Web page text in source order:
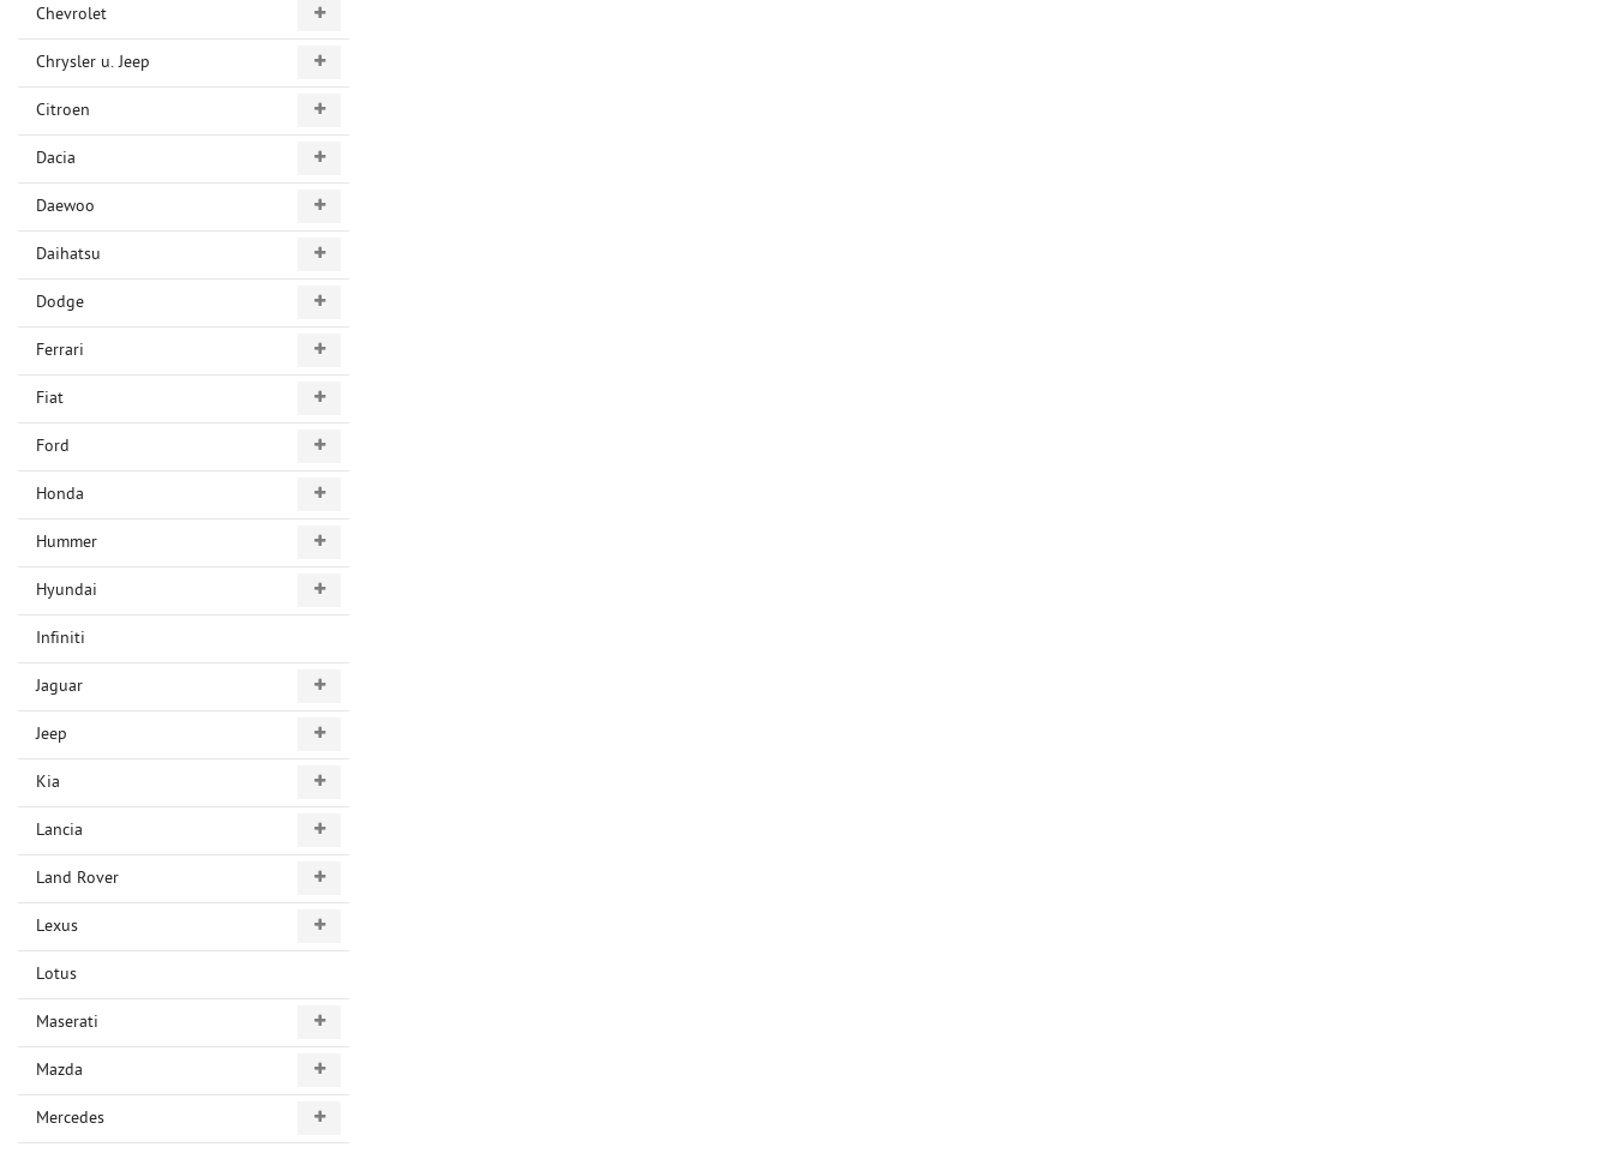
Chevrolet
Chrysler u. Jeep
Citroen
Dacia
Daewoo
Daihatsu
Dodge
Ferrari
Fiat
Ford
Honda
Hummer
Hyundai
Infiniti
Jaguar
Jeep
Kia
Lancia
Land Rover
Lexus
Lotus
Maserati
Mazda
Mercedes